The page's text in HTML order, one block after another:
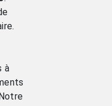
à